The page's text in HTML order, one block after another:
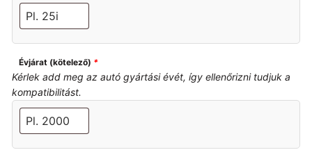
Évjárat (kötelező) *
Kérlek add meg az autó gyártási évét, így ellenőrizni tudjuk a
kompatibilitást.